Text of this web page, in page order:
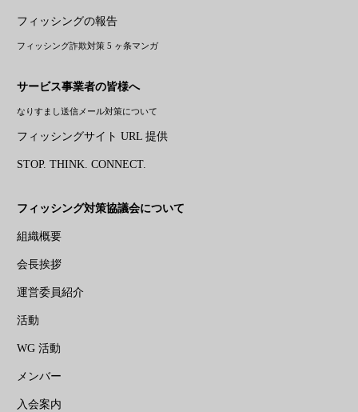
フィッシングの報告
フィッシング詐欺対策 5 ヶ条マンガ
サービス事業者の皆様へ
なりすまし送信メール対策について
フィッシングサイト URL 提供
STOP. THINK. CONNECT.
フィッシング対策協議会について
組織概要
会長挨拶
運営委員紹介
活動
WG 活動
メンバー
入会案内